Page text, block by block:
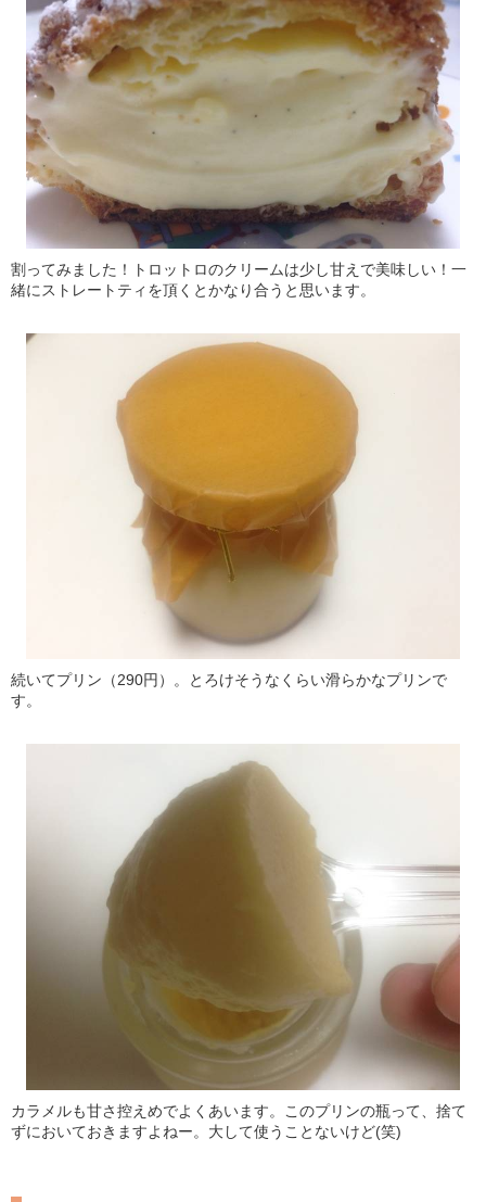
割ってみました！トロットロのクリームは少し甘えで美味しい！一
緒にストレートティを頂くとかなり合うと思います。
続いてプリン（290円）。とろけそうなくらい滑らかなプリンで
す。
カラメルも甘さ控えめでよくあいます。このプリンの瓶って、捨て
ずにおいておきますよねー。大して使うことないけど(笑)